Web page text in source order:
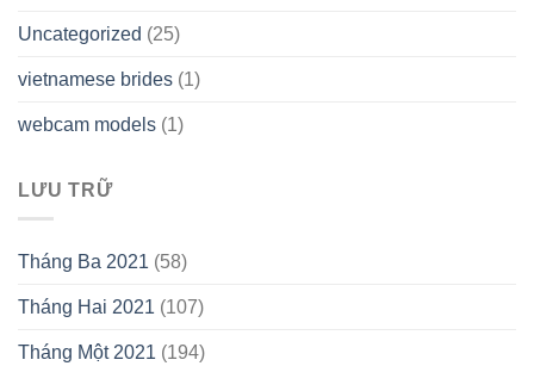
Uncategorized (25)
vietnamese brides (1)
webcam models (1)
LƯU TRỮ
Tháng Ba 2021 (58)
Tháng Hai 2021 (107)
Tháng Một 2021 (194)